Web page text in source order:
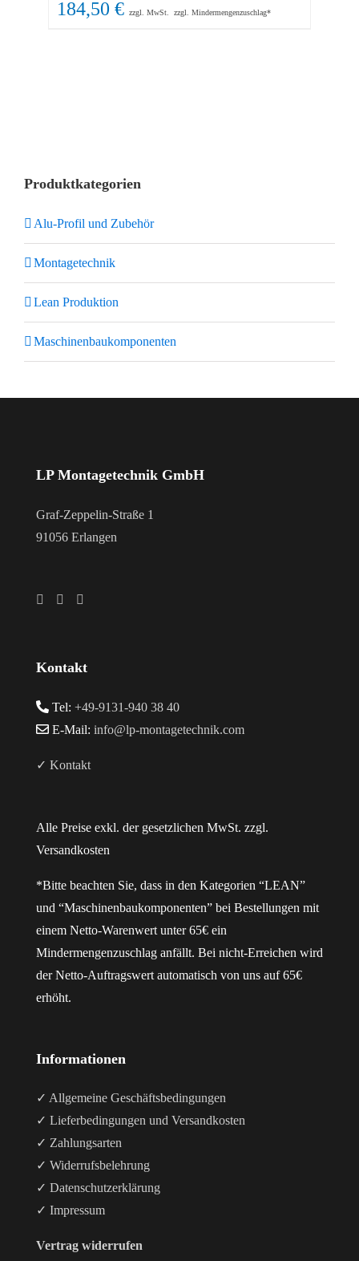
184,50 € zzgl. MwSt. zzgl. Mindermengenzuschlag*
Produktkategorien
Alu-Profil und Zubehör
Montagetechnik
Lean Produktion
Maschinenbaukomponenten
LP Montagetechnik GmbH
Graf-Zeppelin-Straße 1
91056 Erlangen
Kontakt
Tel: +49-9131-940 38 40
E-Mail: info@lp-montagetechnik.com
✓ Kontakt
Alle Preise exkl. der gesetzlichen MwSt. zzgl.
Versandkosten
*Bitte beachten Sie, dass in den Kategorien “LEAN”
und “Maschinenbaukomponenten” bei Bestellungen mit
einem Netto-Warenwert unter 65€ ein
Mindermengenzuschlag anfällt. Bei nicht-Erreichen wird
der Netto-Auftragswert automatisch von uns auf 65€
erhöht.
Informationen
✓ Allgemeine Geschäftsbedingungen
✓ Lieferbedingungen und Versandkosten
✓ Zahlungsarten
✓ Widerrufsbelehrung
✓ Datenschutzerklärung
✓ Impressum
Vertrag widerrufen